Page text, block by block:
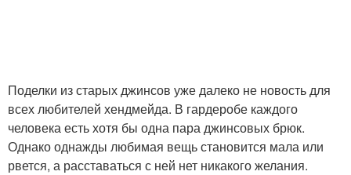
Поделки из старых джинсов уже далеко не новость для
всех любителей хендмейда. В гардеробе каждого
человека есть хотя бы одна пара джинсовых брюк.
Однако однажды любимая вещь становится мала или
рвется, а расставаться с ней нет никакого желания.